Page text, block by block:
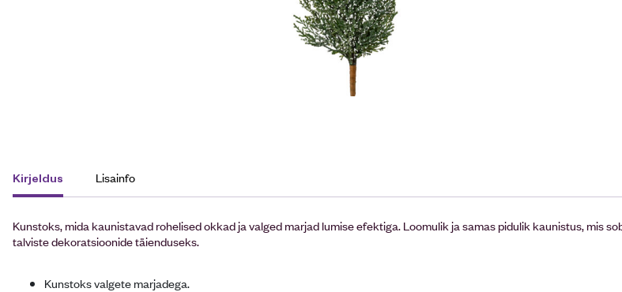
Kirjeldus Lisainfo
Kunstoks, mida kaunistavad rohelised okkad ja valged marjad lumise efektiga. Loomulik ja samas pidulik kaunistus, mis
talviste dekoratsioonide täienduseks.
Kunstoks valgete marjadega.